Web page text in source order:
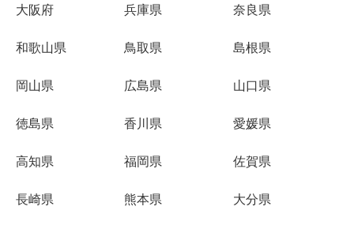
大阪府 兵庫県 奈良県
和歌山県 鳥取県 島根県
岡山県 広島県 山口県
徳島県 香川県 愛媛県
高知県 福岡県 佐賀県
長崎県 熊本県 大分県